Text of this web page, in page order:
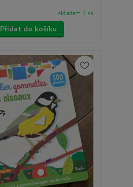
skladem 3 ks
Přidat do košíku